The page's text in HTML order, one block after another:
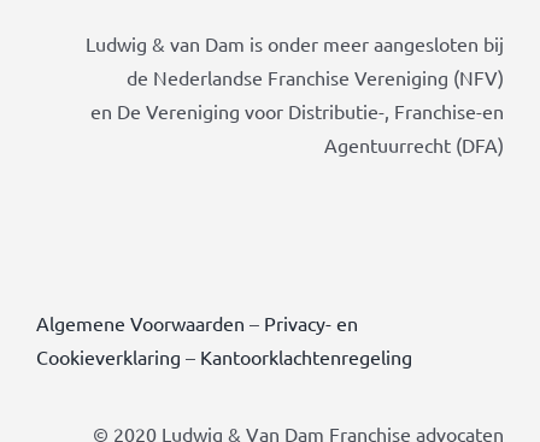
Ludwig & van Dam is onder meer aangesloten bij
de Nederlandse Franchise Vereniging (NFV)
en De Vereniging voor Distributie-, Franchise-en
Agentuurrecht (DFA)
Algemene Voorwaarden – Privacy- en
Cookieverklaring – Kantoorklachtenregeling
© 2020 Ludwig & Van Dam Franchise advocaten